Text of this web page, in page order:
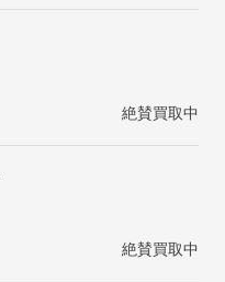
絶賛買取中
絶賛買取中